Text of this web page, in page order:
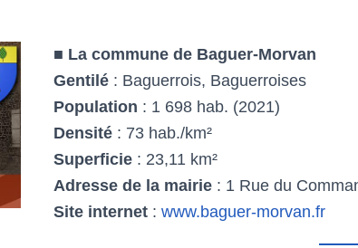
■ La commune de Baguer-Morvan
Gentilé : Baguerrois, Baguerroises
Population : 1 698 hab. (2021)
Densité : 73 hab./km²
Superficie : 23,11 km²
Adresse de la mairie : 1 Rue du
Site internet : www.baguer-morvan.fr